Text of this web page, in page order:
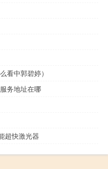
看中郭碧婷）
务地址在哪
超快激光器